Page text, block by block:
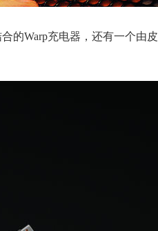
的Warp充电器，还有一个由皮